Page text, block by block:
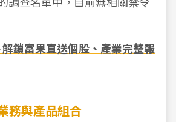
鎖富果直送個股、產業完整報
務與產品組合